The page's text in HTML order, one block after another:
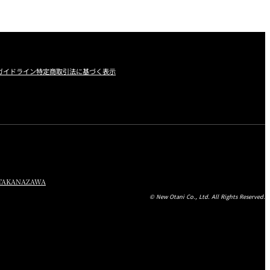
イドライン特定商取引法に基づく表示
KANAZAWA
© New Otani Co., Ltd. All Rights Reserved.